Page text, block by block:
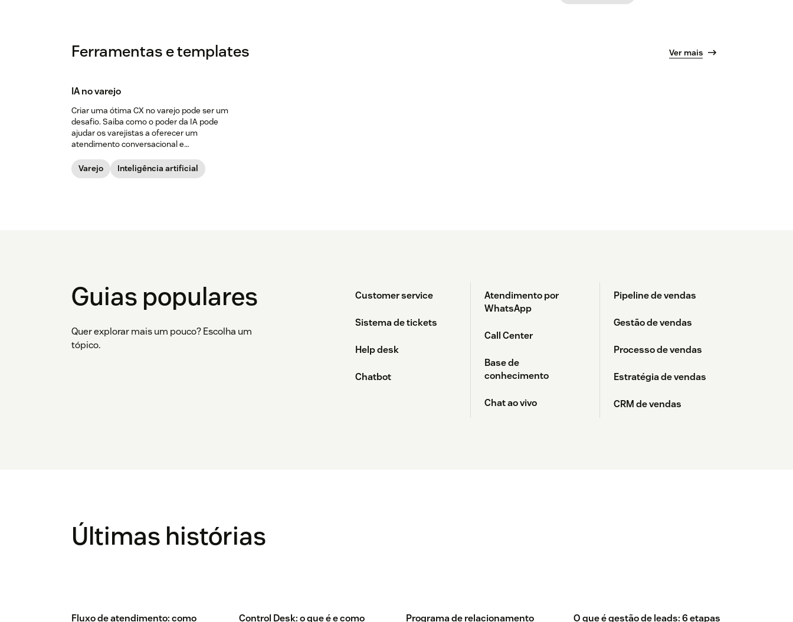
Ferramentas e templates Ver mais
IA no varejo
Criar uma ótima CX no varejo pode ser um
desafio. Saiba como o poder da IA ​​pode
ajudar os varejistas a oferecer um
atendimento conversacional e
Varejo
Inteligência artificial
Guias populares
Quer explorar mais um pouco? Escolha um
tópico.
Customer service
Sistema de tickets
Help desk
Chatbot
Atendimento por
WhatsApp
Call Center
Base de
conhecimento
Chat ao vivo
Pipeline de vendas
Gestão de vendas
Processo de vendas
Estratégia de vendas
CRM de vendas
Últimas histórias
Fluxo de atendimento: como Control Desk: o que é e como Programa de relacionamento O que é gestão de leads: 6 etapas